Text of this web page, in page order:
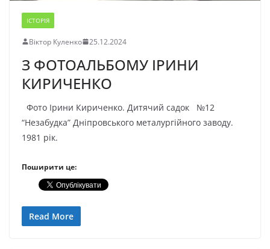
ІСТОРІЯ
Віктор Куленко 25.12.2024
З ФОТОАЛЬБОМУ ІРИНИ
КИРИЧЕНКО
Фото Ірини Кириченко. Дитячий садок №12
“Незабудка” Дніпровського металургійного заводу.
1981 рік.
Поширити це:
Read More